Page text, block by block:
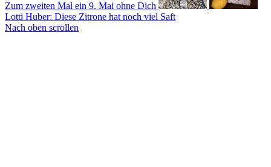
Zum zweiten Mal ein 9. Mai ohne Dich
Lotti Huber: Diese Zitrone hat noch viel Saft
Nach oben scrollen